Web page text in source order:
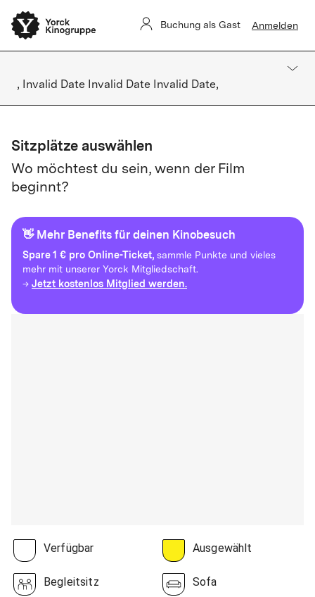
Buchung als Gast Anmelden
, Invalid Date Invalid Date Invalid Date,
Sitzplätze auswählen
Wo möchtest du sein, wenn der Film
beginnt?
👋 Mehr Benefits für deinen Kinobesuch
Spare1 € pro Online-Ticket, sammle Punkte und vieles
mehr mit unserer Yorck Mitgliedschaft.
→ Jetzt kostenlos Mitglied werden.
Verfügbar Ausgewählt
Begleitsitz Sofa